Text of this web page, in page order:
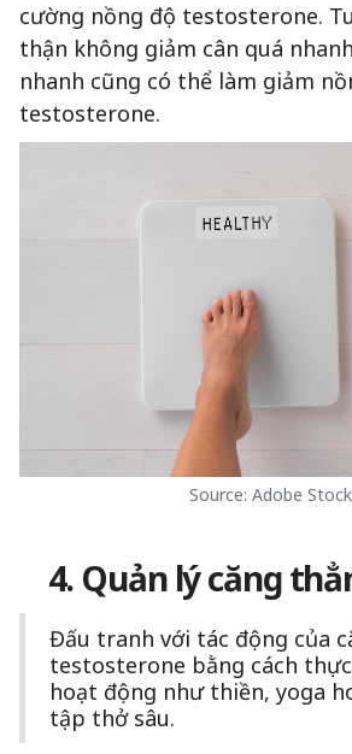
cường nồng độ testosterone.
thận không giảm cân quá
nhanh cũng có thể làm giảm
testosterone.
Source: Adobe Stock
4. Quản lý căng
Đấu tranh với tác động của
testosterone bằng cách
hoạt động như thiền, yoga
tập thở sâu.